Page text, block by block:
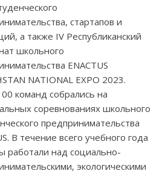
стартапов и
а также IV Республиканский
школьного
ENACTUS
NATIONAL EXPO 2023.
команд собрались на
соревнованиях школьного
предпринимательства
В течение всего учебного года
работали над социально-
экологическими